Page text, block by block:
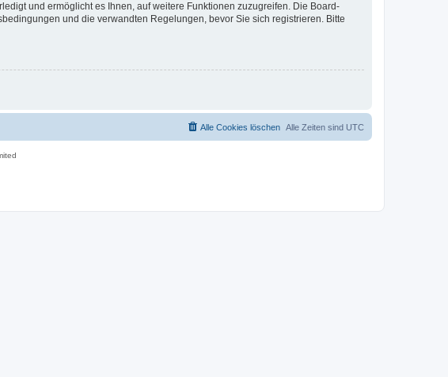
und ermöglicht es Ihnen, auf weitere Funktionen zuzugreifen. Die Board-
und die verwandten Regelungen, bevor Sie sich registrieren. Bitte
Alle Zeiten sind UTC
Alle Cookies löschen